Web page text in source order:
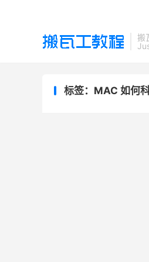
搬
标签：MAC 如何